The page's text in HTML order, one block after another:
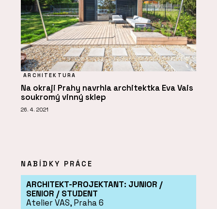
ARCHITEKTURA
Na okraji Prahy navrhla architektka Eva Vais
soukromý vinný sklep
26. 4. 2021
NABÍDKY PRÁCE
ARCHITEKT-PROJEKTANT: JUNIOR /
SENIOR / STUDENT
Atelier VAS, Praha 6